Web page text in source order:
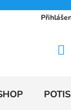
Doprava